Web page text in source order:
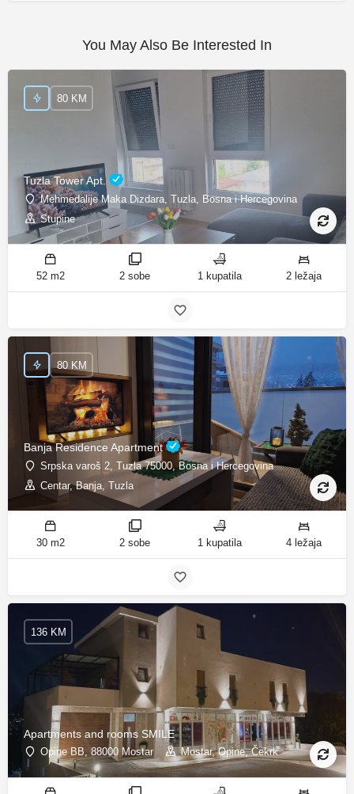
You May Also Be Interested In
Tuzla Tower Apt.
Mehmedalije Maka Dizdara, Tuzla, Bosna i Hercegovina
Stupine
80 KM
52 m2 2 sobe 1 kupatila 2 ležaja
Banja Residence Apartment
Srpska varoš 2, Tuzla 75000, Bosna i Hercegovina
Centar, Banja, Tuzla
80 KM
30 m2 2 sobe 1 kupatila 4 ležaja
Apartments and rooms SMILE
Opine BB, 88000 Mostar Mostar, Opine, Čekrk
136 KM